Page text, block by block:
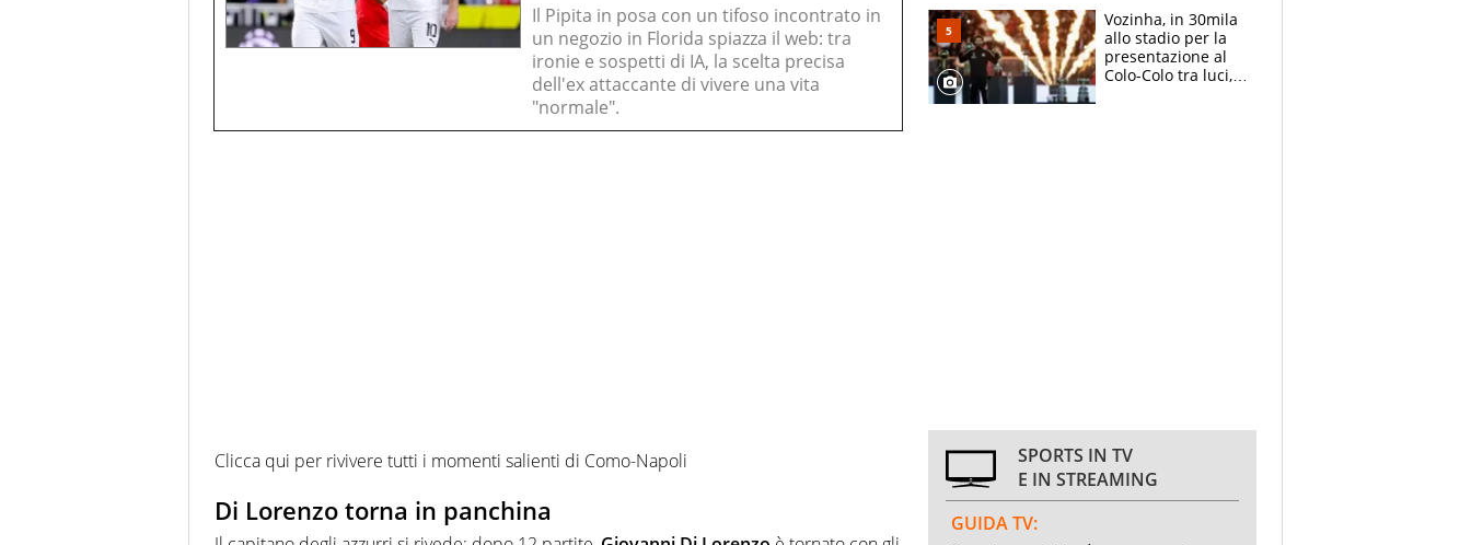
Il Pipita in posa con un tifoso incontrato in
un negozio in Florida spiazza il web: tra
ironie e sospetti di IA, la scelta precisa
dell'ex attaccante di vivere una vita
"normale".
Clicca qui per rivivere tutti i momenti salienti di Como-Napoli
Di Lorenzo torna in panchina
Vozinha, in 30mila
allo stadio per la
presentazione al
Colo-Colo tra luci,
SPORTS IN TV
E IN STREAMING
GUIDA TV: